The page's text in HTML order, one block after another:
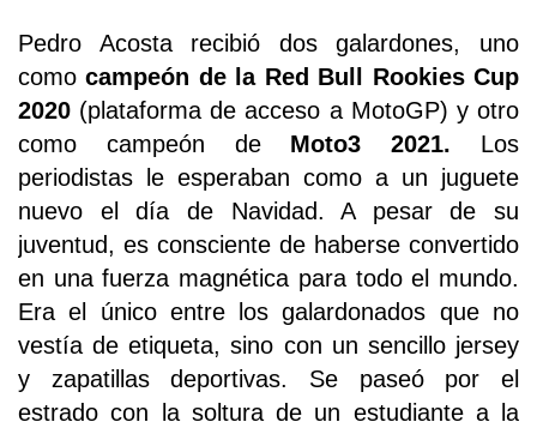
Pedro Acosta recibió dos galardones, uno
comocampeón de la Red Bull Rookies Cup
2020 (plataforma de acceso a MotoGP) y otro
como campeón de Moto3 2021. Los
periodistas le esperaban como a un juguete
nuevo el día de Navidad. A pesar de su
juventud, es consciente de haberse convertido
en una fuerza magnética para todo el mundo.
Era el único entre los galardonados que no
vestía de etiqueta, sino con un sencillo jersey
y zapatillas deportivas. Se paseó por el
estrado con la soltura de un estudiante a la